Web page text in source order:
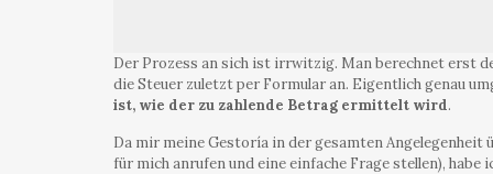
Der Prozess an sich ist irrwitzig. Man berechnet erst
die Steuer zuletzt per Formular an. Eigentlich genau
ist, wie der zu zahlende Betrag ermittelt wird.
Da mir meine Gestoría in der gesamten
für mich anrufen und eine einfache Frage stellen),